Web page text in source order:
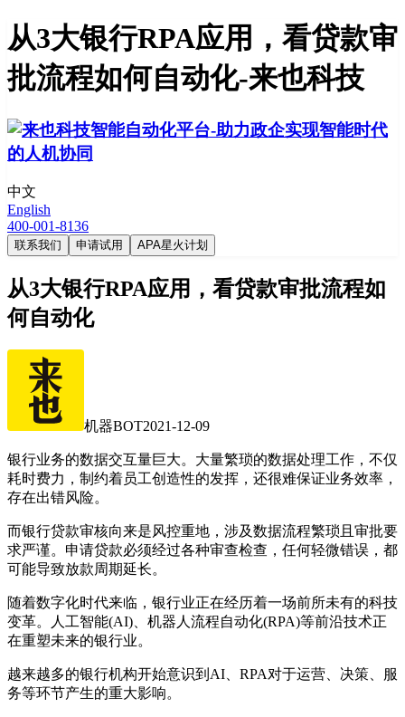
从3大银行RPA应用，看贷款审
批流程如何自动化-来也科技
中文
English
400-001-8136
联系我们 申请试用 APA星火计划
从3大银行RPA应用，看贷款审批流程如
何自动化
机器BOT2021-12-09
银行业务的数据交互量巨大。大量繁琐的数据处理工作，不仅
耗时费力，制约着员工创造性的发挥，还很难保证业务效率，
存在出错风险。
而银行贷款审核向来是风控重地，涉及数据流程繁琐且审批要
求严谨。申请贷款必须经过各种审查检查，任何轻微错误，都
可能导致放款周期延长。
随着数字化时代来临，银行业正在经历着一场前所未有的科技
变革。人工智能(AI)、机器人流程自动化(RPA)等前沿技术正
在重塑未来的银行业。
越来越多的银行机构开始意识到AI、RPA对于运营、决策、服
务等环节产生的重大影响。